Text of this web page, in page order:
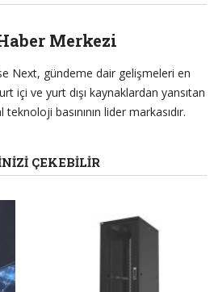
Merkezi
Next, gündeme dair gelişmeleri en
içi ve yurt dışı kaynaklardan yansıtan
basınının lider markasıdır.
ÇEKEBILIR